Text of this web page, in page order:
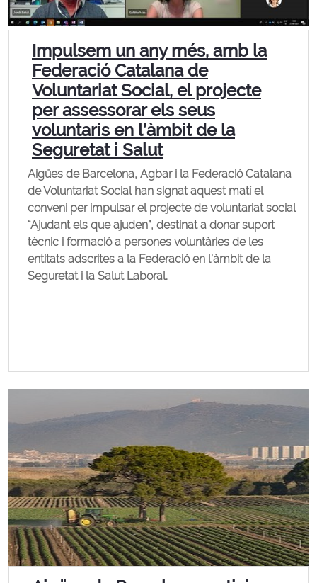
Impulsem un any més, amb la
Federació Catalana de
Voluntariat Social, el projecte
per assessorar els seus
voluntaris en l’àmbit de la
Seguretat i Salut
Aigües de Barcelona, Agbar i la Federació Catalana
de Voluntariat Social han signat aquest matí el
conveni per impulsar el projecte de voluntariat social
“Ajudant els que ajuden”, destinat a donar suport
tècnic i formació a persones voluntàries de les
entitats adscrites a la Federació en l’àmbit de la
Seguretat i la Salut Laboral.